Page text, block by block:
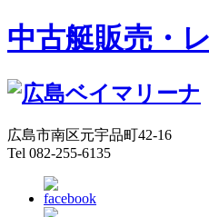
中古艇販売・
広島市南区元宇品町42-16
Tel 082-255-6135